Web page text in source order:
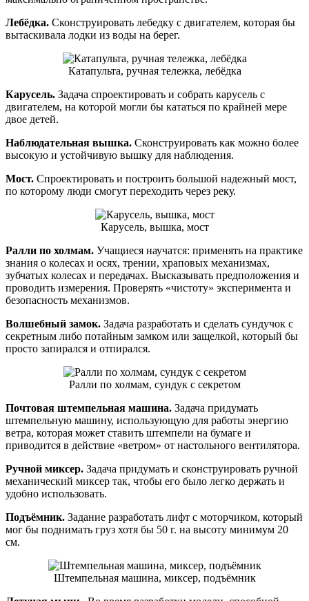
Лебёдка. Сконструировать лебедку с двигателем, которая бы
вытаскивала лодки из воды на берег.
Катапульта, ручная тележка, лебёдка
Карусель. Задача спроектировать и собрать карусель с
двигателем, на которой могли бы кататься по крайней мере
двое детей.
Наблюдательная вышка. Сконструировать как можно более
высокую и устойчивую вышку для наблюдения.
Мост. Спроектировать и построить большой надежный мост,
по которому люди смогут переходить через реку.
Карусель, вышка, мост
Ралли по холмам. Учащиеся научатся: применять на практике
знания о колесах и осях, трении, храповых механизмах,
зубчатых колесах и передачах. Высказывать предположения и
проводить измерения. Проверять «чистоту» эксперимента и
безопасность механизмов.
Волшебный замок. Задача разработать и сделать сундучок с
секретным либо потайным замком или защелкой, который бы
просто запирался и отпирался.
Ралли по холмам, сундук с секретом
Почтовая штемпельная машина. Задача придумать
штемпельную машину, использующую для работы энергию
ветра, которая может ставить штемпели на бумаге и
приводится в действие «ветром» от настольного вентилятора.
Ручной миксер. Задача придумать и сконструировать ручной
механический миксер так, чтобы его было легко держать и
удобно использовать.
Подъёмник. Задание разработать лифт с моторчиком, который
мог бы поднимать груз хотя бы 50 г. на высоту минимум 20
см.
Штемпельная машина, миксер, подъёмник